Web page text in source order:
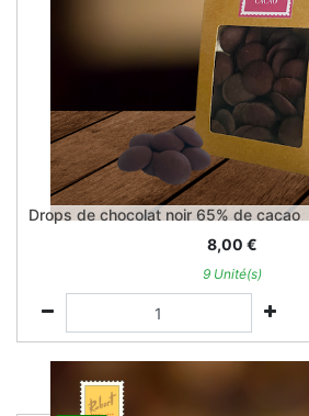
Drops de chocolat noir 65% de cacao
8,00 €
9 Unité(s)